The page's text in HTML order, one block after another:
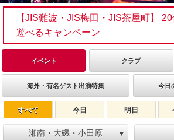
【JIS難波・JIS梅田・JIS茶屋町】
遊べるキャンペーン
イベント クラブ
海外・有名ゲスト出演特集 今日
すべて 今日 明日
湘南・大磯・小田原 ▼